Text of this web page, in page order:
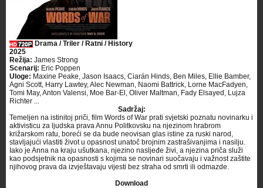
Drama / Triler / Ratni / History
2025
Režija: James Strong
Scenarij: Eric Poppen
Uloge: Maxine Peake, Jason Isaacs, Ciarán Hinds, Ben Miles, Ellie Bamber,
Agni Scott, Harry Lawtey, Alec Newman, Naomi Battrick, Lorne MacFadyen,
Tomi May, Anton Valensi, Moe Bar-El, Oliver Maltman, Fady Elsayed, Lujza
Richter ...
Sadržaj:
Temeljen na istinitoj priči, film Words of War prati svjetski poznatu novinarku i
aktivisticu za ljudska prava Annu Politkovsku na njezinom hrabrom
križarskom ratu, boreći se da bude neovisan glas istine za ruski narod,
stavljajući vlastiti život u opasnost unatoč brojnim zastrašivanjima i nasilju.
Iako je Anna na kraju ušutkana, njezino nasljeđe živi, ​​a njezina priča služi
kao podsjetnik na opasnosti s kojima se novinari suočavaju i važnost zaštite
njihovog prava da izvještavaju vijesti bez straha od smrti ili odmazde. ​
Download